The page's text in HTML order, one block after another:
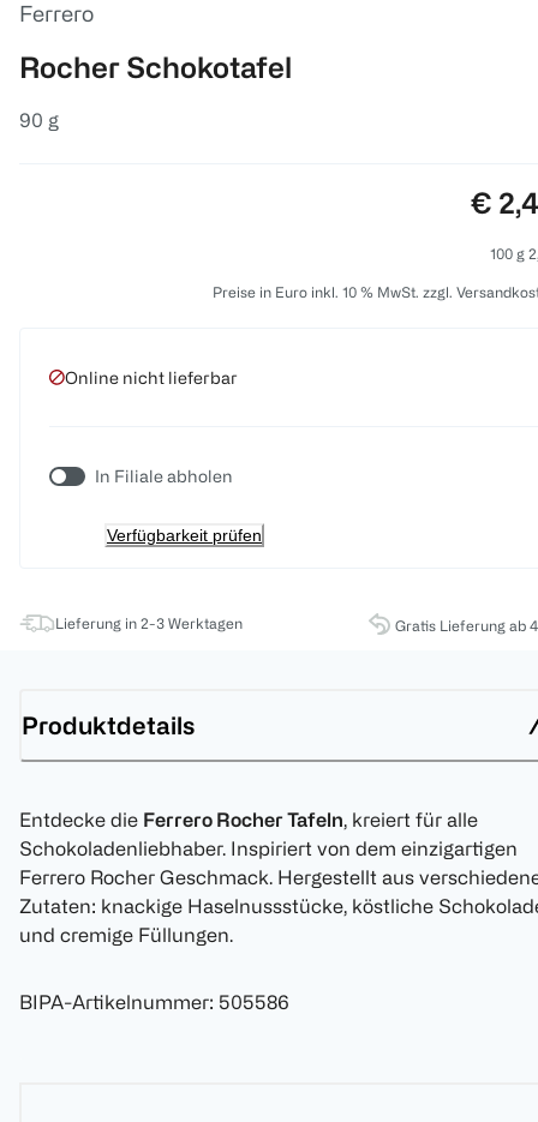
Ferrero
Rocher Schokotafel
90 g
€
100 g
Preise in Euro inkl. 10 % MwSt. zzgl.
Online nicht lieferbar
In Filiale abholen
Verfügbarkeit prüfen
Lieferung in 2-3 Werktagen Gratis Lieferung ab
Produktdetails
Entdecke die Ferrero Rocher Tafeln, kreiert für alle
Schokoladenliebhaber. Inspiriert von dem einzigartigen
Ferrero Rocher Geschmack. Hergestellt aus
Zutaten: knackige Haselnussstücke, köstliche
und cremige Füllungen.
BIPA-Artikelnummer: 505586